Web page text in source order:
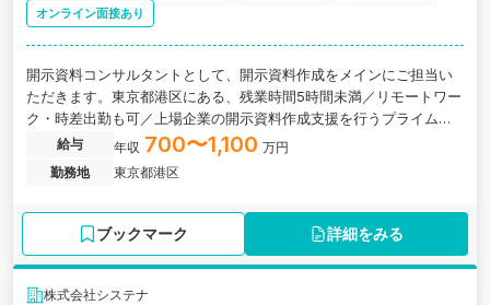
オンライン面接あり
開示資料コンサルタントとして、開示資料作成をメインにご担当い
ただきます。東京都港区にある、残業時間5時間未満／リモートワー
ク・時差出勤も可／上場企業の開示資料作成支援を行うプライム上
場子会社の求人です。
給与 年収 700〜1,100 万円
勤務地
東京都港区
ブックマーク 詳細をみる
株式会社システナ